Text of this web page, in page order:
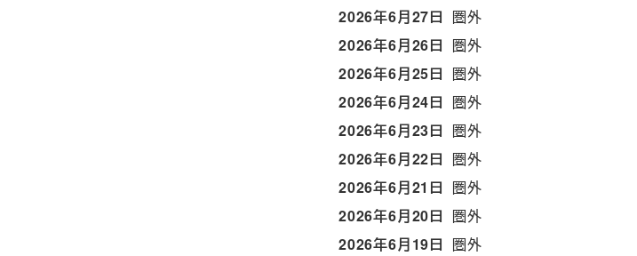
2026年6月27日 圏外
2026年6月26日 圏外
2026年6月25日 圏外
2026年6月24日 圏外
2026年6月23日 圏外
2026年6月22日 圏外
2026年6月21日 圏外
2026年6月20日 圏外
2026年6月19日 圏外